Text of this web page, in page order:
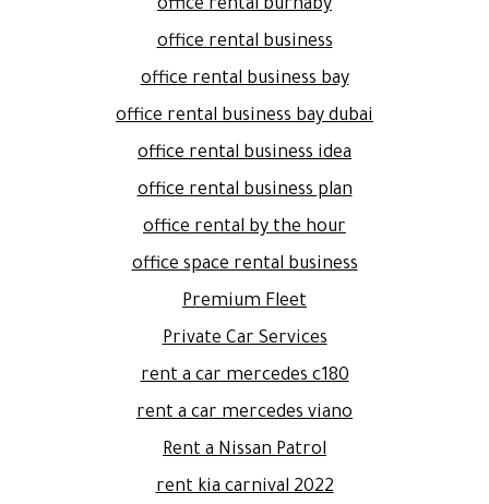
office rental burnaby
office rental business
office rental business bay
office rental business bay dubai
office rental business idea
office rental business plan
office rental by the hour
office space rental business
Premium Fleet
Private Car Services
rent a car mercedes c180
rent a car mercedes viano
Rent a Nissan Patrol
rent kia carnival 2022